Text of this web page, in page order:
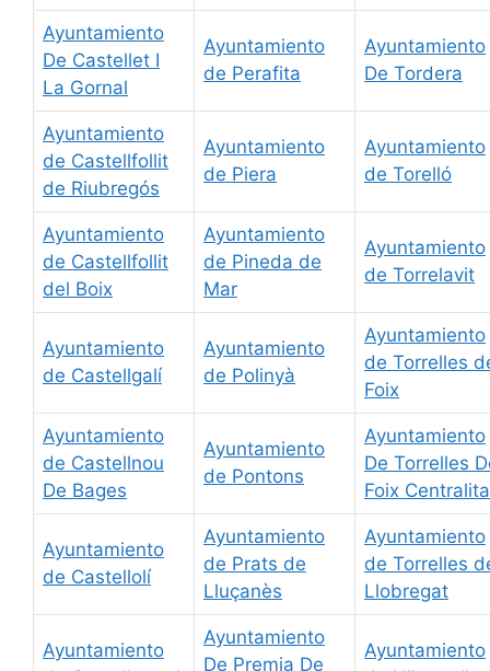
Ayuntamiento
De Castellet I
La Gornal
Ayuntamiento
de Perafita
Ayuntamiento
De Tordera
Ayuntamiento
de Castellfollit
de Riubregós
Ayuntamiento
de Piera
Ayuntamiento
de Torelló
Ayuntamiento
de Castellfollit
del Boix
Ayuntamiento
de Pineda de
Mar
Ayuntamiento
de Torrelavit
Ayuntamiento
de Castellgalí
Ayuntamiento
de Polinyà
Ayuntamiento
de Torrelles
Foix
Ayuntamiento
de Castellnou
De Bages
Ayuntamiento
de Pontons
Ayuntamiento
De Torrelles
Foix Centralita
Ayuntamiento
de Castellolí
Ayuntamiento
de Prats de
Lluçanès
Ayuntamiento
de Torrelles
Llobregat
Ayuntamiento
Ayuntamiento
De Premia De
Ayuntamiento